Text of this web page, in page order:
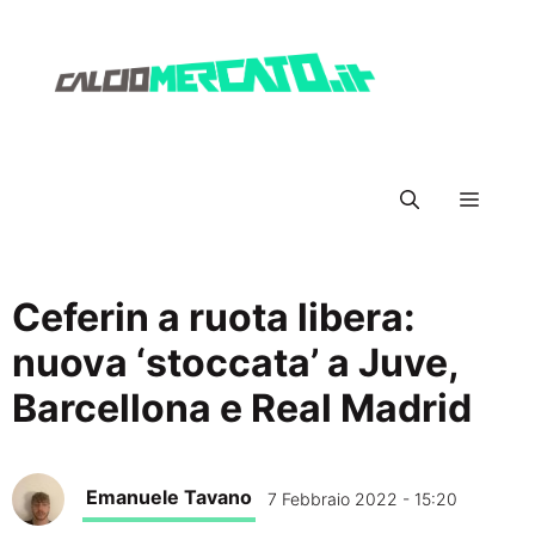
Menu
Ceferin a ruota libera:
nuova ‘stoccata’ a Juve,
Barcellona e Real Madrid
Emanuele Tavano 7 Febbraio 2022 - 15:20